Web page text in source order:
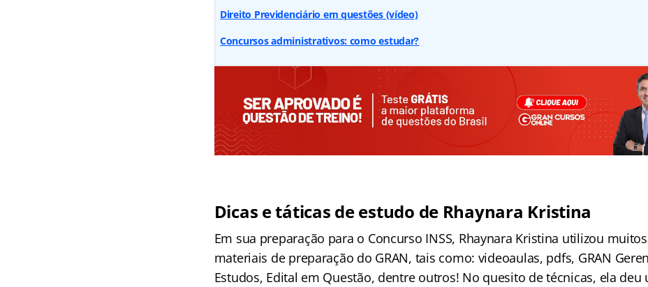
Direito Previdenciário em questões (vídeo)
Concursos administrativos: como estudar?
Dicas e táticas de estudo de Rhaynara Kristina
Em sua preparação para o Concurso INSS, Rhaynara Kristina utilizou
materiais de preparação do GRAN, tais como: videoaulas, pdfs, GRAN
Estudos, Edital em Questão, dentre outros! No quesito de técnicas, ela deu